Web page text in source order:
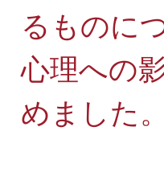
るものに
心理への
めました。